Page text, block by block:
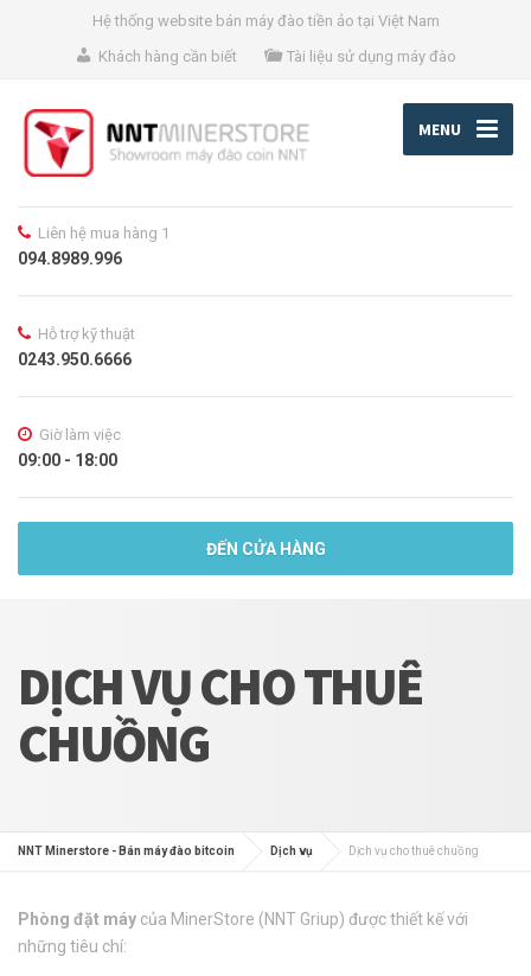
Hệ thống website bán máy đào tiền ảo tại Việt Nam
Khách hàng cần biết
Tài liệu sử dụng máy đào
MENU
Liên hệ mua hàng 1
094.8989.996
Hỗ trợ kỹ thuật
0243.950.6666
Giờ làm việc
09:00 - 18:00
ĐẾN CỬA HÀNG
DỊCH VỤ CHO THUÊ
CHUỒNG
NNT Minerstore - Bán máy đào bitcoin Dịch vụ Dịch vụ cho thuê chuồng
Phòng đặt máy của MinerStore (NNT Griup) được thiết kế với
những tiêu chí: